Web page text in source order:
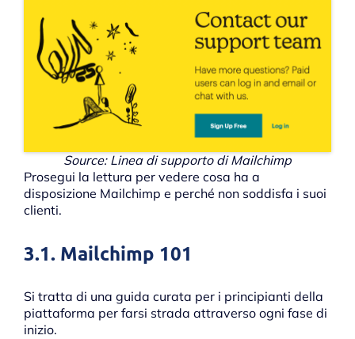
Source: Linea di supporto di Mailchimp
Prosegui la lettura per vedere cosa ha a
disposizione Mailchimp e perché non soddisfa i suoi
clienti.
3.1. Mailchimp 101
Si tratta di una guida curata per i principianti della
piattaforma per farsi strada attraverso ogni fase di
inizio.